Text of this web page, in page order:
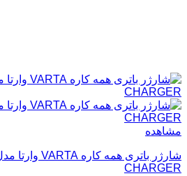
مشاهده
CHARGER